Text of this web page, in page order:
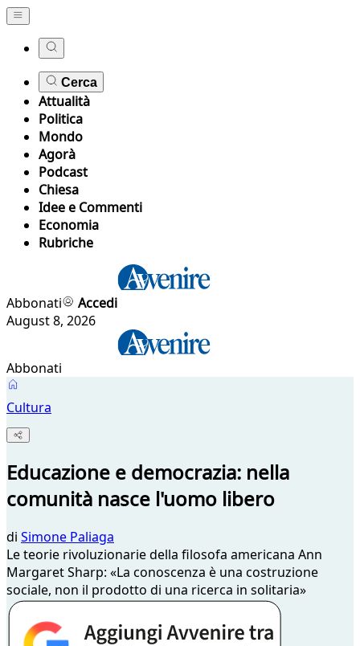
Cerca
Attualità
Politica
Mondo
Agorà
Podcast
Chiesa
Idee e Commenti
Economia
Rubriche
Abbonati
Accedi
August 8, 2026
Abbonati
Cultura
Educazione e democrazia: nella
comunità nasce l'uomo libero
di Simone Paliaga
Le teorie rivoluzionarie della filosofa americana Ann
Margaret Sharp: «La conoscenza è una costruzione
sociale, non il prodotto di una ricerca in solitaria»